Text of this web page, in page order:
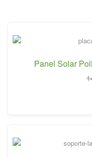
Panel Solar